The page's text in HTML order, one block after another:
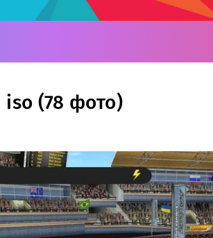
(78 фото)